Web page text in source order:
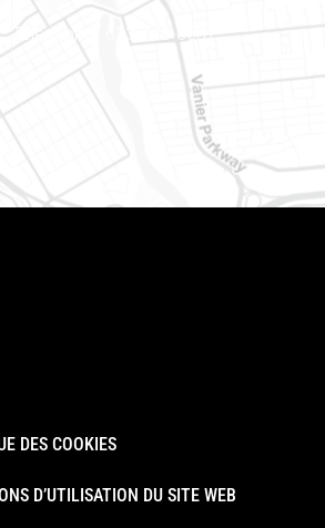
Téléphone : 613-745-8387
DES COOKIES
D’UTILISATION DU SITE WEB